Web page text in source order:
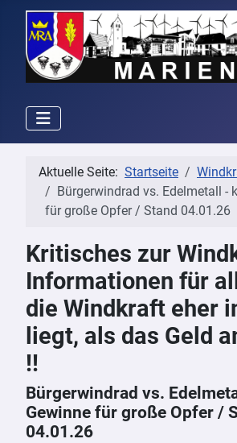
Aktuelle Seite: Startseite
Bürgerwindrad vs. Edelmetall -
für große Opfer / Stand 04.01.26
Kritisches zur
Informationen für
die Windkraft eher
liegt, als das Geld
!!
Bürgerwindrad vs.
Gewinne für große Opfer /
04.01.26